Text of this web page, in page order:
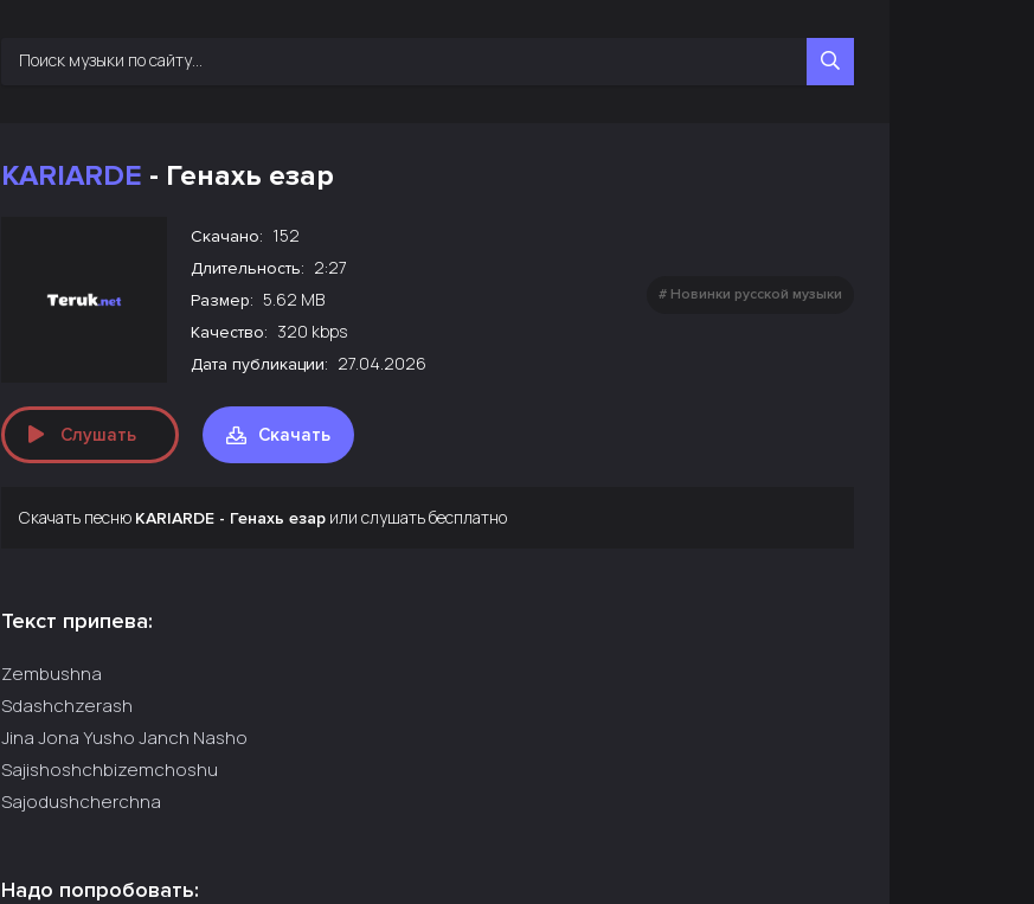
KARIARDE - Генахь езар
Скачано: 152
Длительность: 2:27
Размер: 5.62 MB
Качество: 320 kbps
Дата публикации: 27.04.2026
Новинки русской музыки
Слушать Скачать
Скачать песню KARIARDE - Генахь езар или слушать бесплатно
Текст припева:
Zembushna
Sdashchzerash
Jina Jona Yusho Janch Nasho
Sajishoshchbizemchoshu
Sajodushcherchna
Надо попробовать: